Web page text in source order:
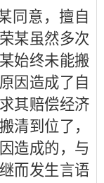
同意，擅自
某虽然多次
始终未能搬
因造成了自
其赔偿经济
清到位了，
造成的，与
而发生言语